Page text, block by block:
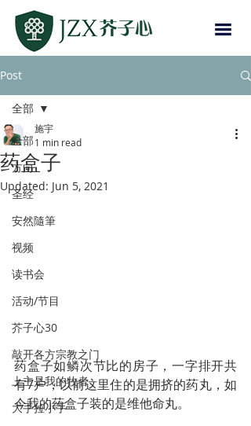
Post
全部
方向
圣经
安然隨筆
视频
读书会
活动/节目
芥子心30
敲开各方宗教之门
上主是我的牧者
大手拉小手
全部
药盒子
施宇
1 min read
Updated: Jun 5, 2021
药盒子如鳞次节比的房子，一字排开共
有7户，以前这里住的是拥挤的药丸，如
今我的药盒子装的是维他命丸。